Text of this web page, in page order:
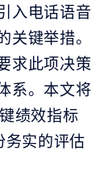
入电话语音
键举措。
求此项决策
系。本文将
绩效指标
务实的评估